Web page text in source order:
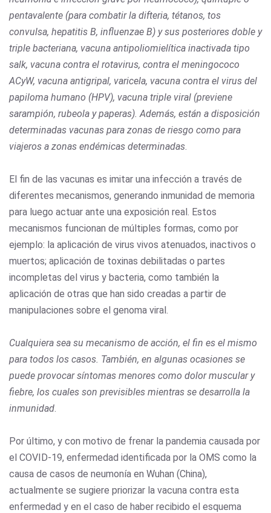
pentavalente (para combatir la difteria, tétanos, tos
convulsa, hepatitis B, influenzae B) y sus posteriores doble y
triple bacteriana, vacuna antipoliomielítica inactivada tipo
salk, vacuna contra el rotavirus, contra el meningococo
ACyW, vacuna antigripal, varicela, vacuna contra el virus del
papiloma humano (HPV), vacuna triple viral (previene
sarampión, rubeola y paperas). Además, están a disposición
determinadas vacunas para zonas de riesgo como para
viajeros a zonas endémicas determinadas
El fin de las vacunas es imitar una infección a través de
diferentes mecanismos, generando inmunidad de memoria
para luego actuar ante una exposición real. Estos
mecanismos funcionan de múltiples formas, como por
ejemplo: la aplicación de virus vivos atenuados, inactivos o
muertos; aplicación de toxinas debilitadas o partes
incompletas del virus y bacteria, como también la
aplicación de otras que han sido creadas a partir de
manipulaciones sobre el genoma viral.
Cualquiera sea su mecanismo de acción, el fin es el mismo
para todos los casos. También, en algunas ocasiones se
puede provocar síntomas menores como dolor muscular y
fiebre, los cuales son previsibles mientras se desarrolla la
inmunidad
Por último, y con motivo de frenar la pandemia causada por
el COVID-19, enfermedad identificada por la OMS como la
causa de casos de neumonía en Wuhan (China),
actualmente se sugiere priorizar la vacuna contra esta
enfermedad y en el caso de haber recibido el esquema